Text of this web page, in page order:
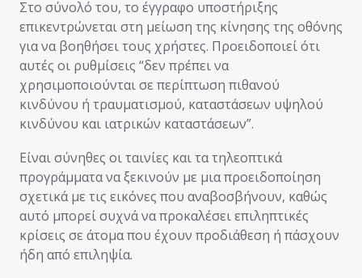
Στο σύνολό του, το έγγραφο υποστήριξης
επικεντρώνεται στη μείωση της κίνησης της οθόνης
για να βοηθήσει τους χρήστες. Προειδοποιεί ότι
αυτές οι ρυθμίσεις “δεν πρέπει να
χρησιμοποιούνται σε περίπτωση πιθανού
κινδύνου ή τραυματισμού, καταστάσεων υψηλού
κινδύνου και ιατρικών καταστάσεων”.
Είναι σύνηθες οι ταινίες και τα τηλεοπτικά
προγράμματα να ξεκινούν με μια προειδοποίηση
σχετικά με τις εικόνες που αναβοσβήνουν, καθώς
αυτό μπορεί συχνά να προκαλέσει επιληπτικές
κρίσεις σε άτομα που έχουν προδιάθεση ή πάσχουν
ήδη από επιληψία.